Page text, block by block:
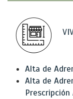
Alta de
Alta de